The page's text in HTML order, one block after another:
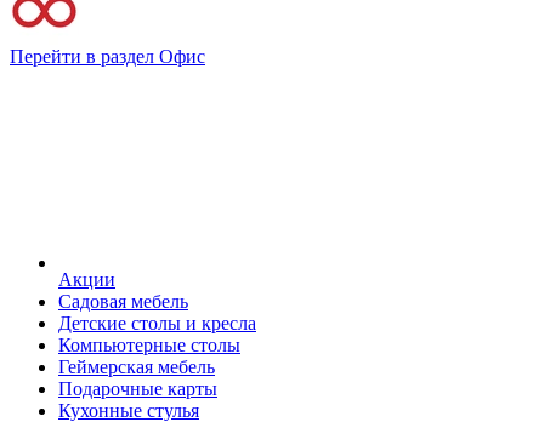
Перейти в раздел Офис
Акции
Садовая мебель
Детские столы и кресла
Компьютерные столы
Геймерская мебель
Подарочные карты
Кухонные стулья